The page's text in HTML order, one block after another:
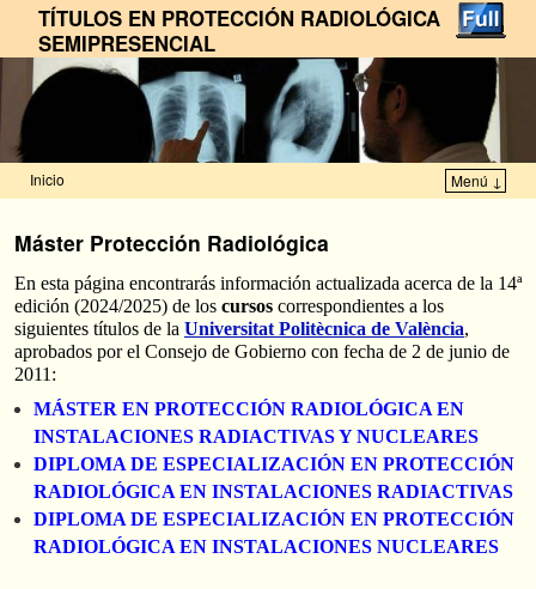
TÍTULOS EN PROTECCIÓN RADIOLÓGICA
SEMIPRESENCIAL
Inicio Menú ↓
Máster Protección Radiológica
En esta página encontrarás información actualizada acerca de la 14ª
edición (2024/2025) de los cursos correspondientes a los
siguientes títulos de la Universitat Politècnica de València,
aprobados por el Consejo de Gobierno con fecha de 2 de junio de
2011:
MÁSTER EN PROTECCIÓN RADIOLÓGICA EN
INSTALACIONES RADIACTIVAS Y NUCLEARES
DIPLOMA DE ESPECIALIZACIÓN EN PROTECCIÓN
RADIOLÓGICA EN INSTALACIONES RADIACTIVAS
DIPLOMA DE ESPECIALIZACIÓN EN PROTECCIÓN
RADIOLÓGICA EN INSTALACIONES NUCLEARES